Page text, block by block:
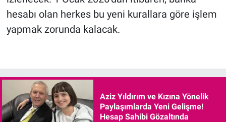
hesabı olan herkes bu yeni kurallara göre işlem
yapmak zorunda kalacak.
Aziz Yıldırım ve Kızına Yönelik
Paylaşımlarda Yeni Gelişme!
Hesap Sahibi Gözaltında